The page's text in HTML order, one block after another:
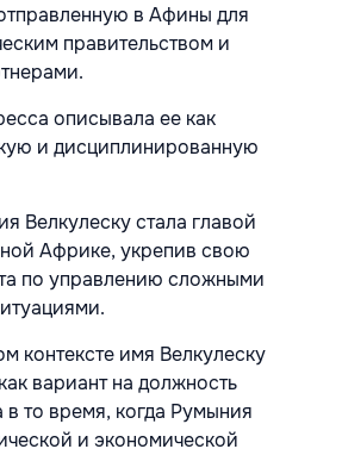
в Афины для
правительством и
описывала ее как
и дисциплинированную
Велкулеску стала главой
Африке, укрепив свою
по управлению сложными
контексте имя Велкулеску
вариант на должность
то время, когда Румыния
и экономической